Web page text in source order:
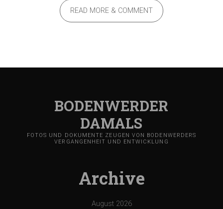
READ MORE & COMMENT
BODENWERDER
DAMALS
FOTOS UND DOKUMENTE ZEUGEN VON BODENWERDERS
VERGANGENHEIT UND ENTWICKLUNG
Archive
August 2026